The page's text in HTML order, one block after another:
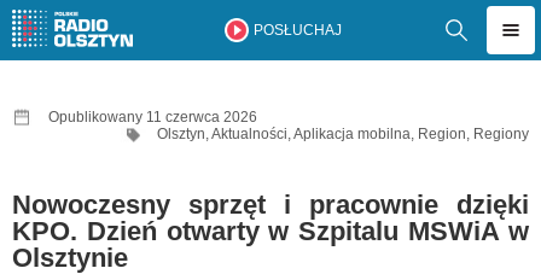
POSŁUCHAJ
Opublikowany 11 czerwca 2026
Olsztyn,Aktualności,Aplikacja mobilna, Region, Regiony
Nowoczesny sprzęt i pracownie dzięki
KPO. Dzień otwarty w Szpitalu MSWiA w
Olsztynie